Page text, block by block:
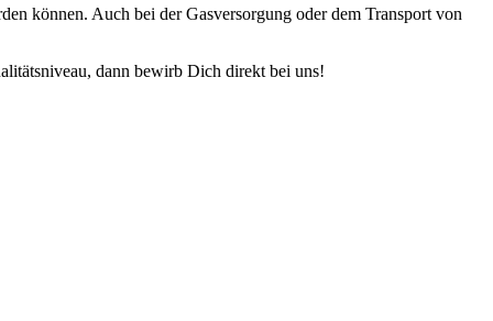
können. Auch bei der Gasver­sorgung oder dem Transport von
dann bewirb Dich direkt bei uns!